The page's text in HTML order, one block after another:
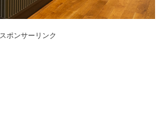
スポンサーリンク